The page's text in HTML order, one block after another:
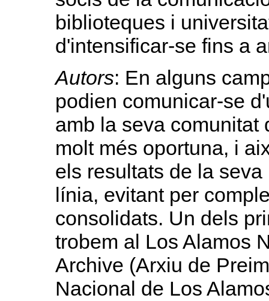
biblioteques i
d'intensificar-se fins a
Autors: En alguns
podien comunicar-se
amb la seva comunitat
molt més oportuna, i
els resultats de la
línia, evitant per
consolidats. Un dels
trobem al Los Alamos
Archive (Arxiu de
Nacional de Los